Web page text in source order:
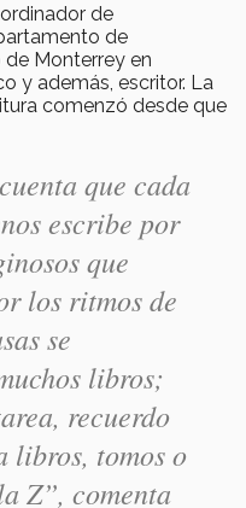
de
de
Monterrey en
y además, escritor. La
comenzó desde que
que cada
escribe por
que
los ritmos de
se
libros;
recuerdo
libros, tomos o
Z”, comenta